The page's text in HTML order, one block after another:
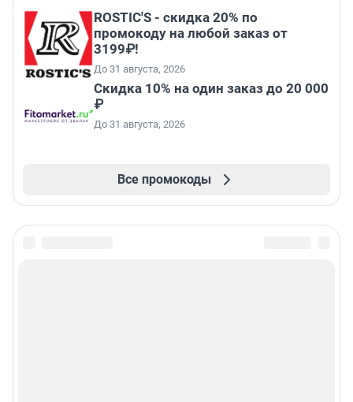
ROSTIC'S - скидка 20% по
промокоду на любой заказ от
3199₽!
До 31 августа, 2026
Скидка 10% на один заказ до 20 000
₽
До 31 августа, 2026
Все промокоды